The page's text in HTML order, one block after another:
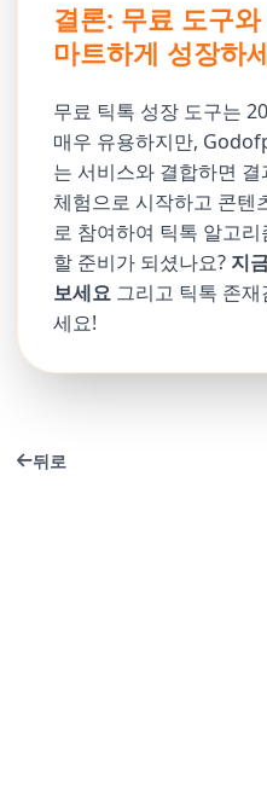
결론: 무료 도구
마트하게 성장하
무료 틱톡 성장 도구는
매우 유용하지만,
는 서비스와 결합하면
체험으로 시작하고 콘텐
로 참여하여 틱톡 알고
할 준비가 되셨나요? 지
보세요 그리고 틱톡 존
세요!
뒤로